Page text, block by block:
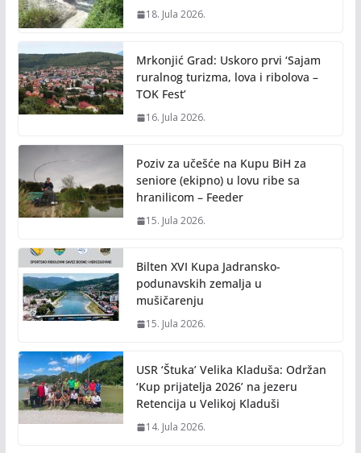
18. Jula 2026.
Mrkonjić Grad: Uskoro prvi ‘Sajam
ruralnog turizma, lova i ribolova –
TOK Fest’
16. Jula 2026.
Poziv za učešće na Kupu BiH za
seniore (ekipno) u lovu ribe sa
hranilicom – Feeder
15. Jula 2026.
Bilten XVI Kupa Jadransko-
podunavskih zemalja u
mušičarenju
15. Jula 2026.
USR ‘Štuka’ Velika Kladuša: Održan
‘Kup prijatelja 2026’ na jezeru
Retencija u Velikoj Kladuši
14. Jula 2026.